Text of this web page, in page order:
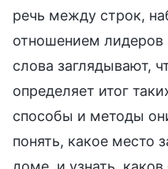
речь между строк,
отношением
слова заглядывают,
определяет итог
способы и методы
понять, какое место